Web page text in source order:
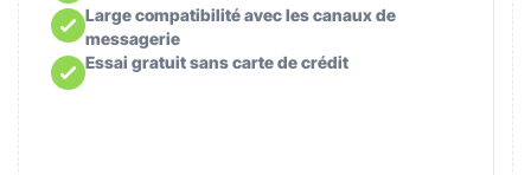
Large compatibilité avec les canaux de
messagerie
Essai gratuit sans carte de crédit